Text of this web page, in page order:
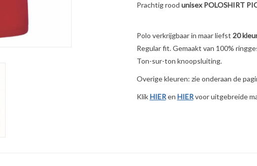
Prachtig rood unisex POLOSHIRT
Polo verkrijgbaar in maar liefst 20
Regular fit. Gemaakt van 100%
Ton-sur-ton knoopsluiting.
Overige kleuren: zie onderaan de
KlikHIERen HIERvoor uitgebreide